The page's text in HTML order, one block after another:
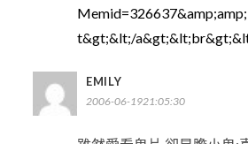
t&gt;&lt;/
EMILY
2006-06-1921:05:30